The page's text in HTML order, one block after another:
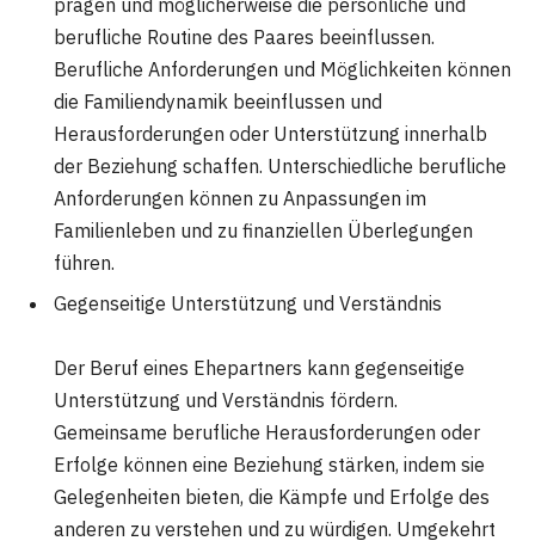
berufliche Routine des Paares beeinflussen.
Berufliche Anforderungen und Möglichkeiten können
die Familiendynamik beeinflussen und
Herausforderungen oder Unterstützung innerhalb
der Beziehung schaffen. Unterschiedliche berufliche
Anforderungen können zu Anpassungen im
Familienleben und zu finanziellen Überlegungen
führen.
Gegenseitige Unterstützung und Verständnis
Der Beruf eines Ehepartners kann gegenseitige
Unterstützung und Verständnis fördern.
Gemeinsame berufliche Herausforderungen oder
Erfolge können eine Beziehung stärken, indem sie
Gelegenheiten bieten, die Kämpfe und Erfolge des
anderen zu verstehen und zu würdigen. Umgekehrt